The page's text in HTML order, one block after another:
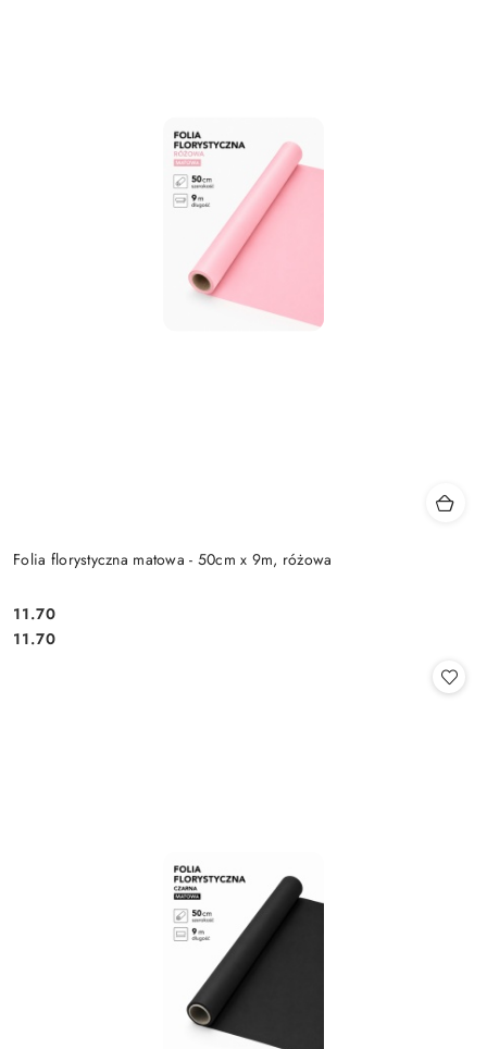
Folia florystyczna matowa - 50cm x 9m, różowa
Cena:
11.70
Cena:
11.70